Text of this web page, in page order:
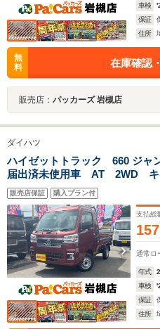
車検
保証
住所
無
料
在庫確認
販売店： パッカーズ 岩槻店
ダイハツ
ハイゼットトラック 660 ジャ
届出済未使用車 AT 2WD キ
ト LEDフォグランプ LED荷
コンドアミラー リヤゲート
リクライニング機構 ファブリ
販売店保証 購入プラン付
支払総
通常ロ
年式
車検
保証
住所